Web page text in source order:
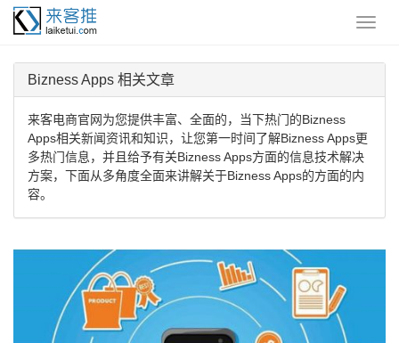
Bizness Apps 相关文章
来客电商官网为您提供丰富、全面的，当下热门的Bizness
Apps相关新闻资讯和知识，让您第一时间了解Bizness Apps更
多热门信息，并且给予有关Bizness Apps方面的信息技术解决
方案，下面从多角度全面来讲解关于Bizness Apps的方面的内
容。